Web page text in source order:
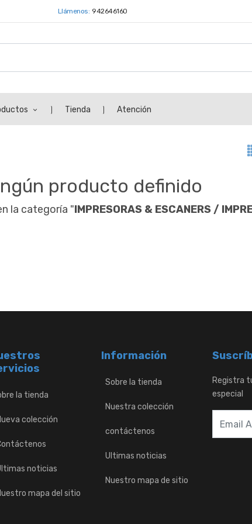
Llámenos: 942646160
Tienda Atención
producto definido
la categoría "IMPRESORAS & ESCANERS /
la tienda
colección
noticias
mapa del sitio
Información
Sobre la tienda
Nuestra colección
contáctenos
Ultimas noticias
Nuestro mapa de sitio
Registra
especial